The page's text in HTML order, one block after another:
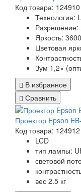
Код товара: 124910
Технология:
Разрешение:
Яркость:
Цветовая
Зум 1,2×
В избранное
Сравнить
Проектор Epson
Код товара: 124912
LCD
тип лампы:
световой
вес 2.5 кг